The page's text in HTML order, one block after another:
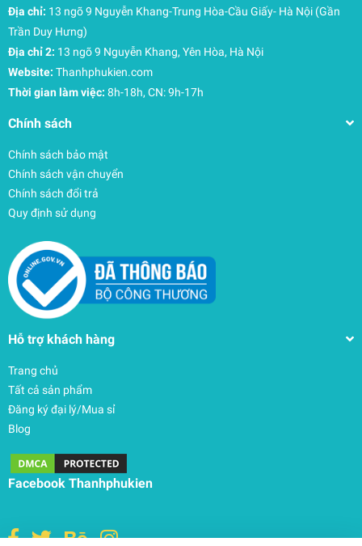
Địa chỉ: 13 ngõ 9 Nguyễn Khang-Trung Hòa-Cầu Giấy- Hà Nội (Gần
Trần Duy Hưng)
Địa chỉ 2: 13 ngõ 9 Nguyễn Khang, Yên Hòa, Hà Nội
Website: Thanhphukien.com
Thời gian làm việc: 8h-18h, CN: 9h-17h
Chính sách
Chính sách bảo mật
Chính sách vận chuyển
Chính sách đổi trả
Quy định sử dụng
Hỗ trợ khách hàng
Trang chủ
Tất cả sản phẩm
Đăng ký đại lý/Mua sỉ
Blog
Facebook Thanhphukien